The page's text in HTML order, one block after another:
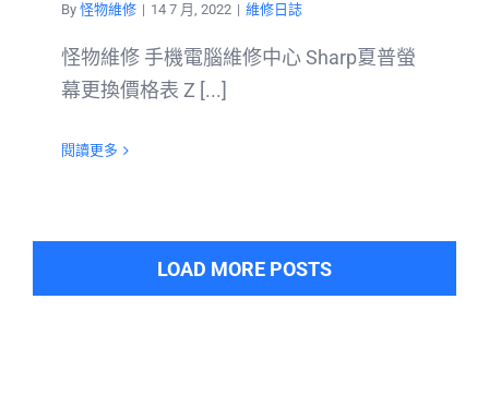
By 怪物維修 | 14 7 月, 2022 | 維修日誌
怪物維修 手機電腦維修中心 Sharp夏普螢
幕更換價格表 Z [...]
閱讀更多
LOAD MORE POSTS